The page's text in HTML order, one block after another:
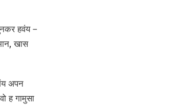
हवंय –
खास
अपन
ह गामुसा